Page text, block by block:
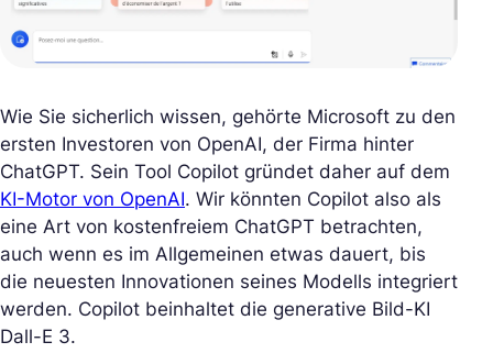
Wie Sie sicherlich wissen, gehörte Microsoft zu den
ersten Investoren von OpenAI, der Firma hinter
ChatGPT. Sein Tool Copilot gründet daher auf dem
KI-Motor von OpenAI. Wir könnten Copilot also als
eine Art von kostenfreiem ChatGPT betrachten,
auch wenn es im Allgemeinen etwas dauert, bis
die neuesten Innovationen seines Modells integriert
werden. Copilot beinhaltet die generative Bild-KI
Dall-E 3.